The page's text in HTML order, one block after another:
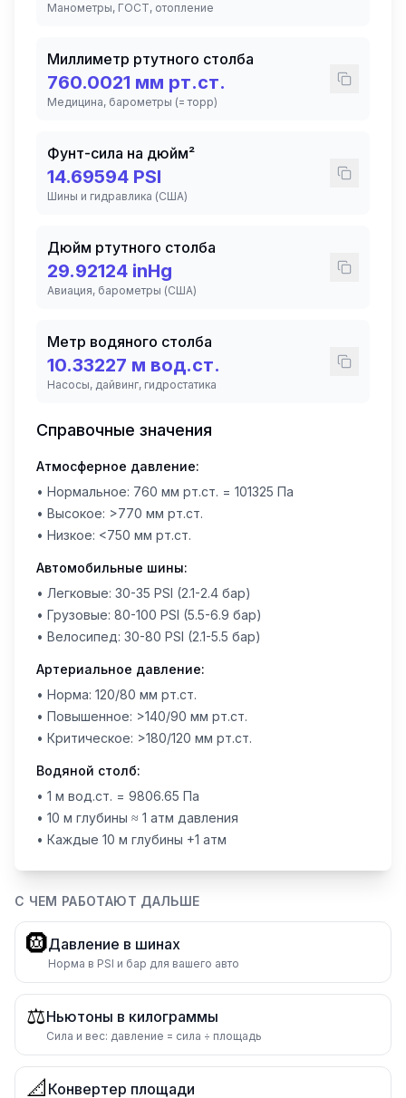
Манометры, ГОСТ, отопление
Миллиметр ртутного столба
760.0021 мм рт.ст.
Медицина, барометры (= торр)
Фунт-сила на дюйм²
14.69594 PSI
Шины и гидравлика (США)
Дюйм ртутного столба
29.92124 inHg
Авиация, барометры (США)
Метр водяного столба
10.33227 м вод.ст.
Насосы, дайвинг, гидростатика
Справочные значения
Атмосферное давление:
• Нормальное: 760 мм рт.ст. = 101325 Па
• Высокое: >770 мм рт.ст.
• Низкое: <750 мм рт.ст.
Автомобильные шины:
• Легковые: 30-35 PSI (2.1-2.4 бар)
• Грузовые: 80-100 PSI (5.5-6.9 бар)
• Велосипед: 30-80 PSI (2.1-5.5 бар)
Артериальное давление:
• Норма: 120/80 мм рт.ст.
• Повышенное: >140/90 мм рт.ст.
• Критическое: >180/120 мм рт.ст.
Водяной столб:
• 1 м вод.ст. = 9806.65 Па
• 10 м глубины ≈ 1 атм давления
• Каждые 10 м глубины +1 атм
С ЧЕМ РАБОТАЮТ ДАЛЬШЕ
🛞Давление в шинах
Норма в PSI и бар для вашего авто
⚖️Ньютоны в килограммы
Сила и вес: давление = сила ÷ площадь
📐 Конвертер площади